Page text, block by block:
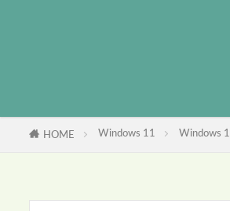
HOME Windows 11 Windows